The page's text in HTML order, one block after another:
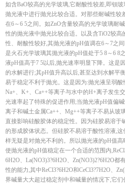
如含BaO较高的光学玻璃,它耐酸性较差,即钡
抛光液中进行抛光比较合适。对那些耐碱性较
在6～6 5之间。如ZnO含量较高的光学玻璃耐
性的抛光液中抛光比较合适。以及含TiO2较高
性、耐酸性较好,其抛光液的pH值调在6～7之
是火石光学玻璃其抛光液的pH值处于5 8～6 8
液pH值高于7 5以后,抛光速率明显下降。这是
的水解进行;其pH值升高以后,甚至达到水解平
易于稳定不利于抛光。这是因为:抛光液呈弱
Na+、K+、Ca++等离子与水中的H+离子发生
光速率起了特殊的促进作用;当抛光液pH值偏
离子和碱土金属Ca++、Mg++等离子不易从玻
直接影响硅酸胶体的稳定性。因为硅胶易溶于
的形成胶体状态。但硅胶不易溶于酸性溶液,
样无疑是对抛光不利的。所以抛光液的pH值
使抛光液的pH值稳定在一个合适的范围内
6H2O、La(NO3)3?6H2O、Zn(NO3)2?6H2O
性的能力,其中ReCl3?6H2O和CeCl3?7H2O、
界碱量大大超过稳定剂中和碱量的情况下,它